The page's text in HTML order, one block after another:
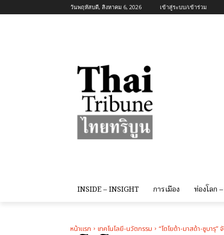
วันพฤหัสบดี, สิงหาคม 6, 2026 เข้าสู่ระบบ/เข้าร่วม
INSIDE – INSIGHT การเมือง ท่องโลก
หน้าแรก เทคโนโลยี-นวัตกรรม “โตโยต้า-มาสด้า-ซูบารุ